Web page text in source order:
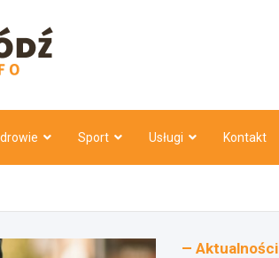
Sport Usługi Kontakt
Aktualności